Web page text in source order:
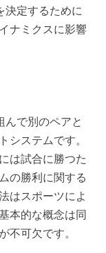
決定するために
ナミクスに影響
んで別のペアと
システムです。
は試合に勝つた
の勝利に関する
はスポーツによ
本的な概念は同
不可欠です。